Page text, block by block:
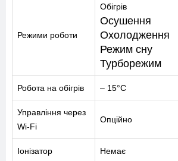
Режими роботи
Обігрів
Осушення
Охолодження
Режим сну
Турборежим
Робота на обігрів – 15°C
Управління через
Wi-Fi
Опційно
Іонізатор Немає
+38-097-845-12-79